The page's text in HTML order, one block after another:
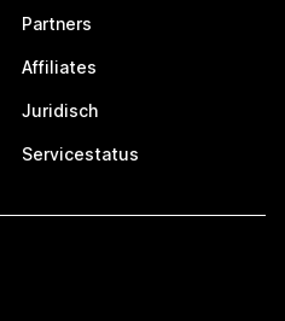
Partners
Affiliates
Juridisch
Servicestatus